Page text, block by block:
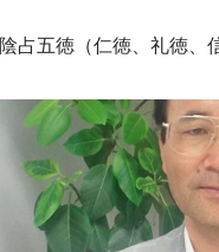
陰占五徳（仁徳、礼徳、